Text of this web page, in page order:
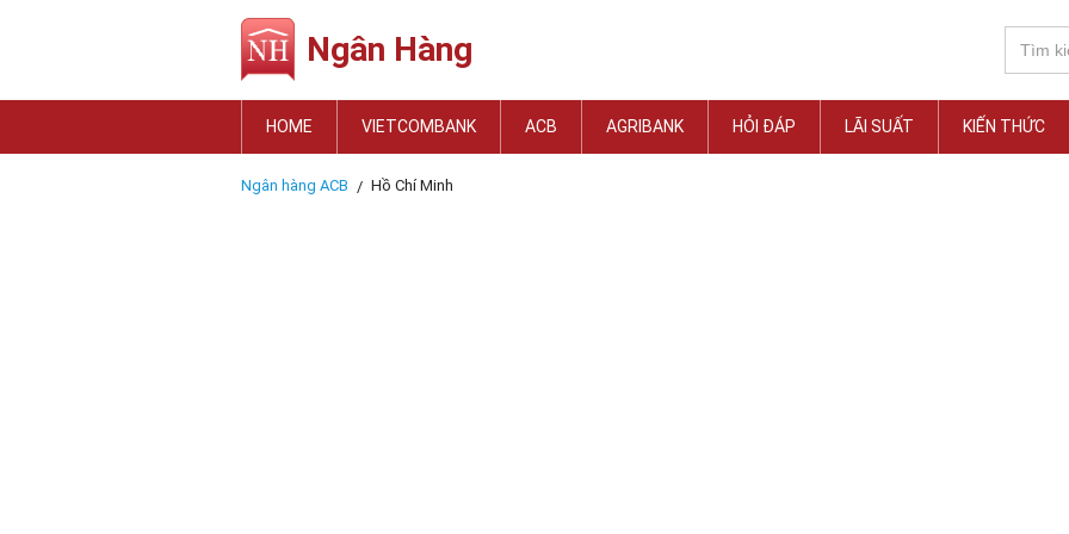
Ngân Hàng
HOME VIETCOMBANK ACB AGRIBANK HỎI ĐÁP LÃI SUẤT KIẾN THỨC
Ngân hàng ACB Hồ Chí Minh